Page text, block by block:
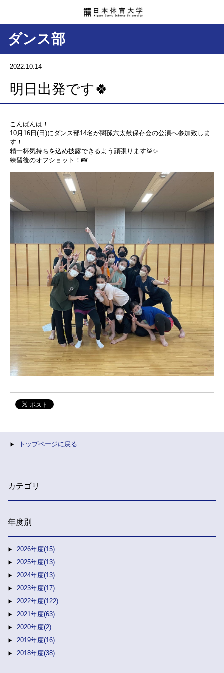
ダンス部
2022.10.14
明日出発です🍀
こんばんは！
10月16日(日)にダンス部14名が関孫六太鼓保存会の公演へ参加致しま
す！
精一杯気持ちを込め披露できるよう頑張ります🥁✨
練習後のオフショット！📸
トップページに戻る
カテゴリ
年度別
2026年度(15)
2025年度(13)
2024年度(13)
2023年度(17)
2022年度(122)
2021年度(63)
2020年度(2)
2019年度(16)
2018年度(38)